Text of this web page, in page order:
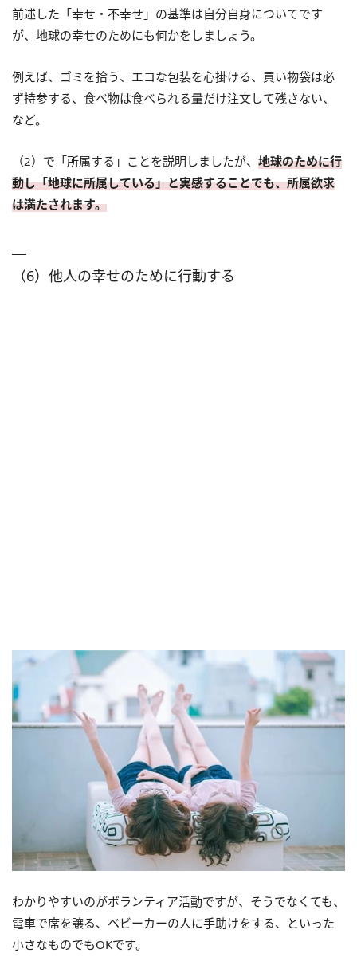
前述した「幸せ・不幸せ」の基準は自分自身についてです
が、地球の幸せのためにも何かをしましょう。
例えば、ゴミを拾う、エコな包装を心掛ける、買い物袋は必
ず持参する、食べ物は食べられる量だけ注文して残さない、
など。
（2）で「所属する」ことを説明しましたが、 地球のために行
動し「地球に所属している」と実感することでも、所属欲求
は満たされます。
（6）他人の幸せのために行動する
わかりやすいのがボランティア活動ですが、そうでなくても、
電車で席を譲る、ベビーカーの人に手助けをする、といった
小さなものでもOKです。